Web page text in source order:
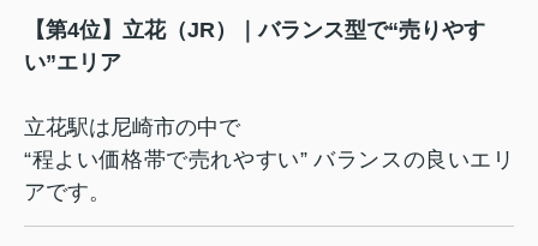
【第4位】立花（JR）｜バランス型で“売りやす
い”エリア
立花駅は尼崎市の中で
“程よい価格帯で売れやすい” バランスの良いエリ
アです。